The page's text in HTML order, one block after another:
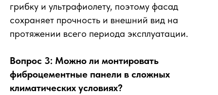
грибку и ультрафиолету, поэтому фасад
сохраняет прочность и внешний вид на
протяжении всего периода эксплуатации.
Вопрос 3: Можно ли монтировать
фиброцементные панели в сложных
климатических условиях?